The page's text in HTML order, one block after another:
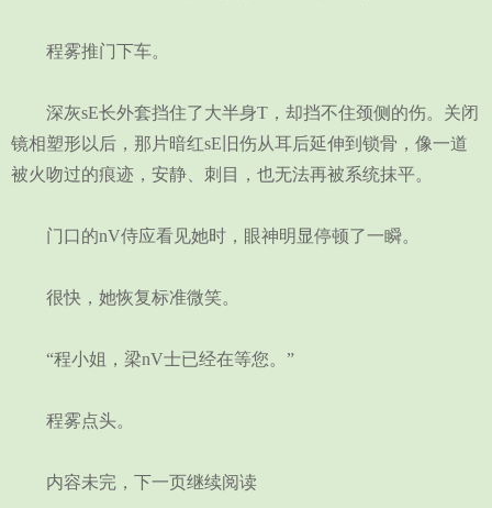
程雾推门下车。
深灰sE长外套挡住了大半身T，却挡不住颈侧的伤。关闭
镜相塑形以后，那片暗红sE旧伤从耳后延伸到锁骨，像一道
被火吻过的痕迹，安静、刺目，也无法再被系统抹平。
门口的nV侍应看见她时，眼神明显停顿了一瞬。
很快，她恢复标准微笑。
“程小姐，梁nV士已经在等您。”
程雾点头。
内容未完，下一页继续阅读